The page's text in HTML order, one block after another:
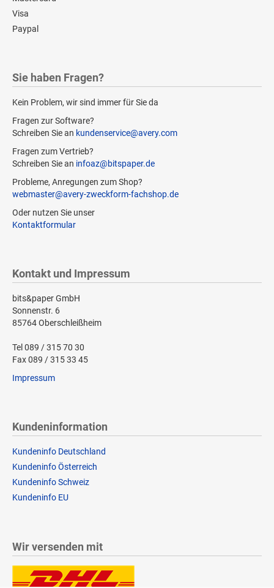
Visa
Paypal
Sie haben Fragen?
Kein Problem, wir sind immer für Sie da
Fragen zur Software?
Schreiben Sie an kundenservice@avery.com
Fragen zum Vertrieb?
Schreiben Sie an infoaz@bitspaper.de
Probleme, Anregungen zum Shop?
webmaster@avery-zweckform-fachshop.de
Oder nutzen Sie unser
Kontaktformular
Kontakt und Impressum
bits&paper GmbH
Sonnenstr. 6
85764 Oberschleißheim
Tel 089 / 315 70 30
Fax 089 / 315 33 45
Impressum
Kundeninformation
Kundeninfo Deutschland
Kundeninfo Österreich
Kundeninfo Schweiz
Kundeninfo EU
Wir versenden mit